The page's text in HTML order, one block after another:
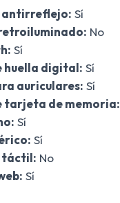
antirreflejo: Sí
No
Sí
huella digital: Sí
auriculares: Sí
tarjeta de memoria:
Sí
Sí
táctil: No
Sí